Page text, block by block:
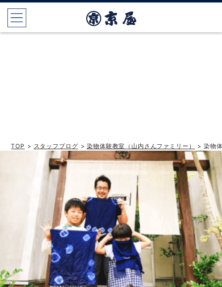
TOP > スタッフブログ >染物体験教室（山内さんファミリー） > 染物